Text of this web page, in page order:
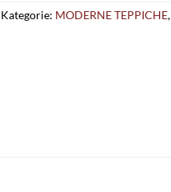
Kategorie: MODERNE TEPPICHE,